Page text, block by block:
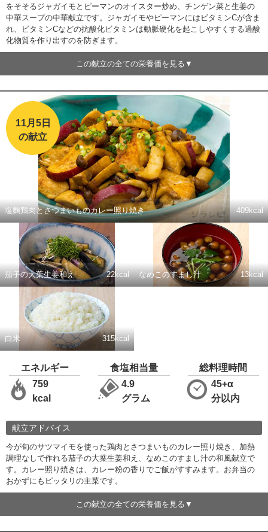
をそそるジャガイモとピーマンのオイスター炒め、チンゲン菜と生姜の
中華スープの中華献立です。ジャガイモやピーマンにはビタミンCが含ま
れ、ビタミンCなどの抗酸化ビタミンは動脈硬化を起こしやすくする過酸
化物質を作り出すのを防ぎます。
この献立の全ての栄養価を見る
11月5日
の献立
塩麴鶏肉とさつまいものカレー照り焼き 409kcal
茄子の大葉生姜和え 22kcal なめこのすまし汁 13kcal
白米 315kcal
エネルギー
759
kcal
食塩相当量
4.9
グラム
総料理時間
45+α
分以内
献立アドバイス
今が旬のサツマイモを使った鶏肉とさつまいものカレー照り焼き、加熱
調理なしで作れる茄子の大葉生姜和え、なめこのすまし汁の和風献立で
す。カレー照り焼きは、カレー粉の香りでご飯がすすみます。お弁当の
おかずにもピッタリの主菜です。
この献立の全ての栄養価を見る